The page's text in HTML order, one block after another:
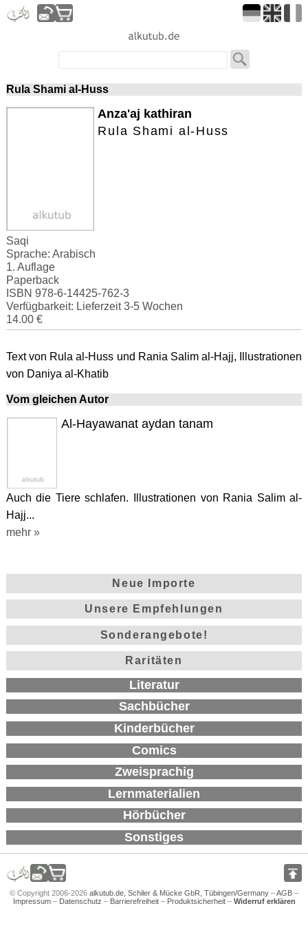
Rula Shami al-Huss
Anza'aj kathiran
Rula Shami al-Huss
Saqi
Sprache: Arabisch
1. Auflage
Paperback
ISBN 978-6-14425-762-3
Verfügbarkeit: Lieferzeit 3-5 Wochen
14.00 €
Text von Rula al-Huss und Rania Salim al-Hajj, Illustrationen
von Daniya al-Khatib
Vom gleichen Autor
Al-Hayawanat aydan tanam
Auch die Tiere schlafen. Illustrationen von Rania Salim al-
Hajj...
mehr »
Neue Importe
Unsere Empfehlungen
Sonderangebote!
Raritäten
Literatur
Sachbücher
Kinderbücher
Comics
Zweisprachig
Lernmaterialien
Hörbücher
Sonstiges
© Copyright 2006-2026 alkutub.de, Schiler & Mücke GbR, Tübingen/Germany –AGB –
Impressum– Datenschutz – Barrierefreiheit– Produktsicherheit– Widerruf erklären